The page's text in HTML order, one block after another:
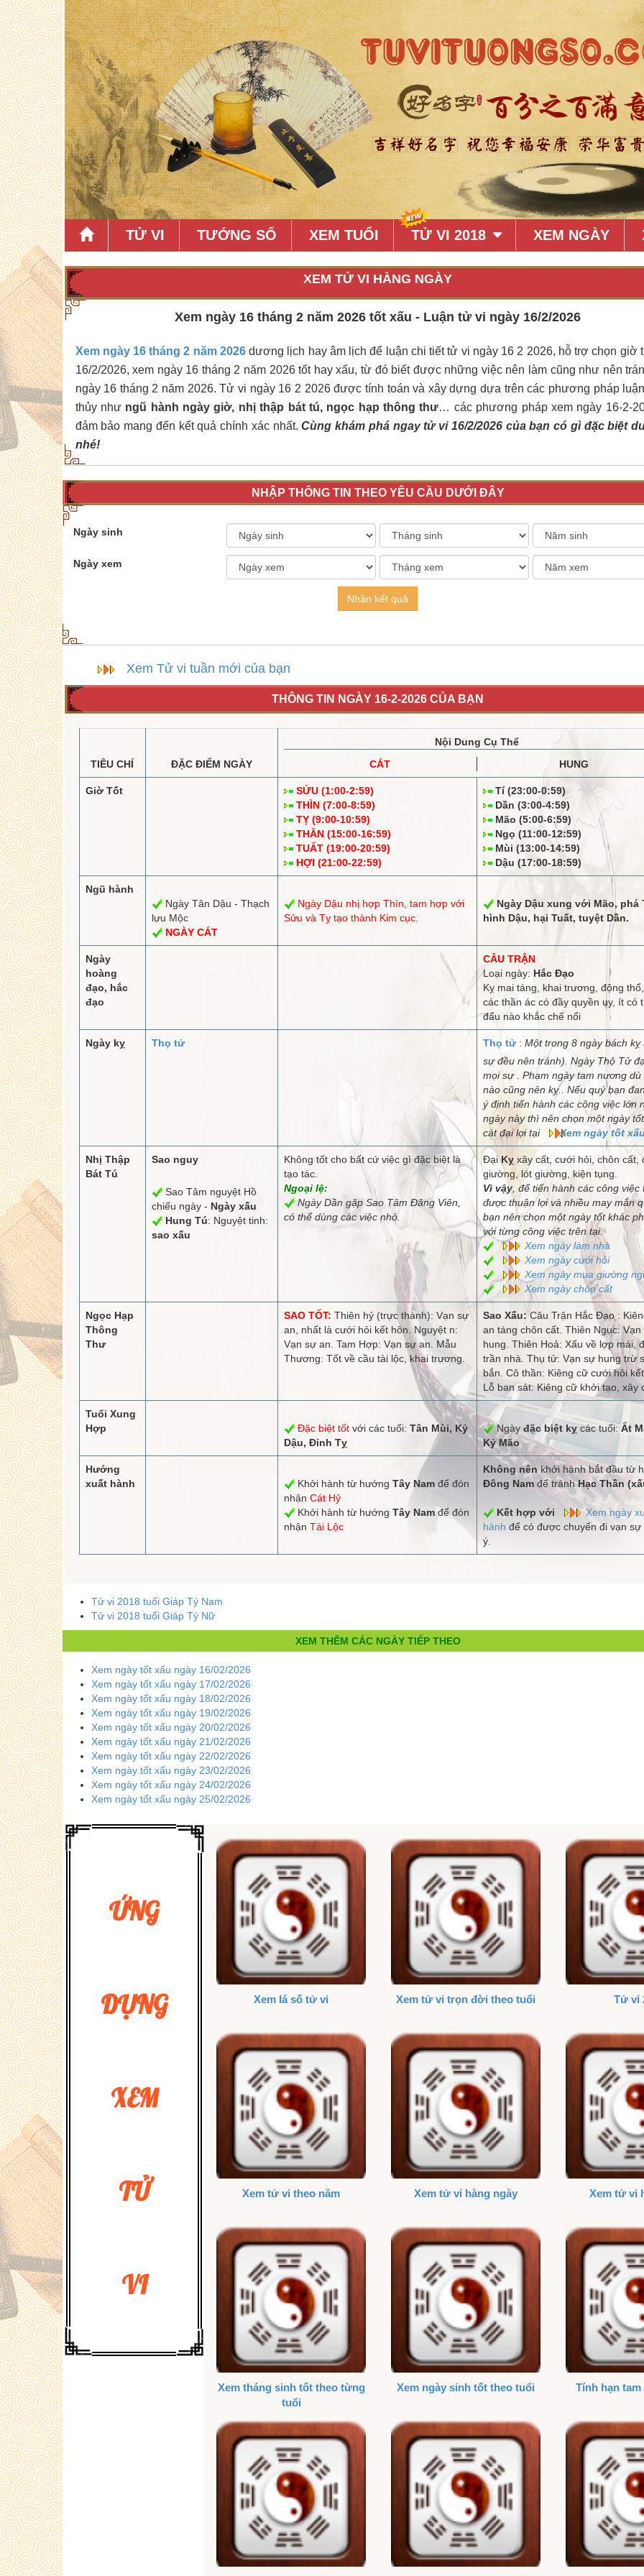
TỬ VI TƯỚNG SỐ XEM TUỔI TỬ VI 2018 XEM NGÀY
XEM TỬ VI HÀNG NGÀY
Xem ngày 16 tháng 2 năm 2026 tốt xấu - Luận tử vi ngày 16/2/2026
Xem ngày 16 tháng 2 năm 2026dương lịch hay âm lịch để luận chi tiết tử vi ngày 16 2 2026, hỗ trợ chọn giờ
16/2/2026, xem ngày 16 tháng 2 năm 2026 tốt hay xấu, từ đó biết được những việc nên làm cũng như nên
ngày 16 tháng 2 năm 2026. Tử vi ngày 16 2 2026 được tính toán và xây dựng dựa trên các phương pháp
thủy như ngũ hành ngày giờ, nhị thập bát tú, ngọc hạp thông thư… các phương pháp xem ngày 16-2-
đảm bảo mang đến kết quả chính xác nhất.Cùng khám phá ngay tử vi 16/2/2026 của bạn có gì đặc biệt
nhé!
NHẬP THÔNG TIN THEO YÊU CẦU DƯỚI ĐÂY
Ngày sinh
Ngày xem
Nhận kết quả
Xem Tử vi tuần mới của bạn
THÔNG TIN NGÀY 16-2-2026 CỦA BẠN
TIÊU CHÍ ĐẶC ĐIỂM NGÀY
Nội Dung Cụ Thể
CÁT
HUNG
Giờ Tốt
SỬU (1:00-2:59)
THÌN (7:00-8:59)
TỴ (9:00-10:59)
THÂN (15:00-16:59)
TUẤT (19:00-20:59)
HỢI (21:00-22:59)
Tí (23:00-0:59)
Dần (3:00-4:59)
Mão (5:00-6:59)
Ngọ (11:00-12:59)
Mùi (13:00-14:59)
Dậu (17:00-18:59)
Ngũ hành
Ngày Tân Dậu - Thạch
lựu Mộc
NGÀY CÁT
Ngày Dậu nhị hợpThìn, tam hợpvới
Sửu và Tỵ tạo thành Kim cục.
Ngày Dậu xung với Mão, phá
hình Dậu, hại Tuất, tuyệtDần.
Ngày
hoàng
đạo, hắc
đạo
CÂU TRẬN
Loại ngày: Hắc Đạo
Kỵ mai táng, khai trương, động
các thần ác có đầy quyền uy, ít có
đẩu nào khắc chế nổi
Ngày kỵ Thọ tử Thọ tử: Một trong 8 ngày bách kỵ
sự đều nên tránh). Ngày Thộ Tử
mọi sự . Phạm ngày tam nương dù
nào cũng nên kỵ.. Nếu quý bạn
ý định tiến hành các công việc lớn
ngày này thì nên chọn một ngày
cát đại lợi tại
Xem ngày tốt
Nhị Thập
Bát Tú
Sao nguy
Sao Tâm nguyệt Hồ
chiếu ngày - Ngày xấu
Hung Tú: Nguyệt tinh:
sao xấu
Không tốt cho bất cứ việc gì đặc biệt là
tạo tác.
Ngoại lệ:
Ngày Dần gặp Sao Tâm Đăng Viên,
có thể dùng các việc nhỏ.
ĐạiKỵxây cất, cưới hỏi, chôn cất,
giường, lót giường, kiện tụng.
Vì vậy, để tiến hành các công việc
được thuận lợi và nhiều may mắn
bạn nên chọn một ngày tốt khác
với từng công việc trên tại:
Xem ngày làm nhà
Xem ngày cưới hỏi
Xem ngày mua giường
Xem ngày chôn cất
Ngọc Hạp
Thông
Thư
SAO TỐT: Thiên hỷ (trực thành): Vạn sự
an, nhất là cưới hỏi kết hôn. Nguyệt n:
Vạn sự an. Tam Hợp: Vạn sự an. Mẫu
Thương: Tốt về cầu tài lộc, khai trương.
Sao Xấu: Câu Trận Hắc Đạo :
an táng chôn cất. Thiên Ngục: Vạn
hung. Thiên Hoả: Xấu về lợp mái,
trần nhà. Thụ tử: Vạn sự hung trừ
bắn. Cô thần: Kiêng cữ cưới hỏi
Lỗ ban sát: Kiêng cữ khởi tạo, xây
Tuổi Xung
Hợp
Đặc biệt tốtvới các tuổi: Tân Mùi, Kỷ
Dậu, Đinh Tỵ
Ngày đặc biệt kỵcác tuổi:Ất
Kỷ Mão
Hướng
xuất hành
Khởi hành từ hướng Tây Namđể đón
nhận Cát Hỷ
Khởi hành từ hướng Tây Namđể đón
nhận Tài Lộc
Không nênkhởi hành bắt đầu từ
Đông Namđể tránhHạc Thần
Kết hợp với
Xem ngày
hành để có được chuyến đi vạn sự
ý.
Tử vi 2018 tuổi Giáp Tý Nam
Tử vi 2018 tuổi Giáp Tý Nữ
XEM THÊM CÁC NGÀY TIẾP THEO
Xem ngày tốt xấu ngày 16/02/2026
Xem ngày tốt xấu ngày 17/02/2026
Xem ngày tốt xấu ngày 18/02/2026
Xem ngày tốt xấu ngày 19/02/2026
Xem ngày tốt xấu ngày 20/02/2026
Xem ngày tốt xấu ngày 21/02/2026
Xem ngày tốt xấu ngày 22/02/2026
Xem ngày tốt xấu ngày 23/02/2026
Xem ngày tốt xấu ngày 24/02/2026
Xem ngày tốt xấu ngày 25/02/2026
ỨNG
DỤNG
XEM
TỬ
VI
Xem lá số tử vi Xem tử vi trọn đời theo tuổi Tử vi
Xem tử vi theo năm Xem tử vi hàng ngày Xem tử vi
Xem tháng sinh tốt theo từng
tuổi
Xem ngày sinh tốt theo tuổi Tính hạn